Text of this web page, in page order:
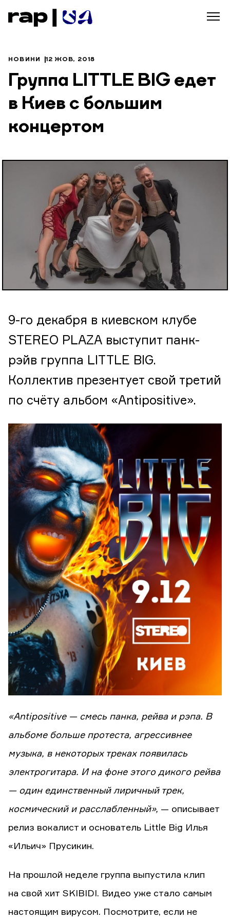
НОВИНИ 12 ЖОВ, 2018
Группа LITTLE BIG едет
в Киев с большим
концертом
9-го декабря в киевском клубе
STEREO PLAZA выступит панк-
рэйв группа LITTLE BIG.
Коллектив презентует свой третий
по счёту альбом «Antipositive».
«Antipositive — смесь панка, рейва и рэпа. В
альбоме больше протеста, агрессивнее
музыка, в некоторых треках появилась
электрогитара. И на фоне этого дикого рейва
— один единственный лиричный трек,
космический и расслабленный», — описывает
релиз вокалист и основатель Little Big Илья
«Ильич» Прусикин.
На прошлой неделе группа выпустила клип
на свой хит SKIBIDI. Видео уже стало самым
настоящим вирусом. Посмотрите, если не